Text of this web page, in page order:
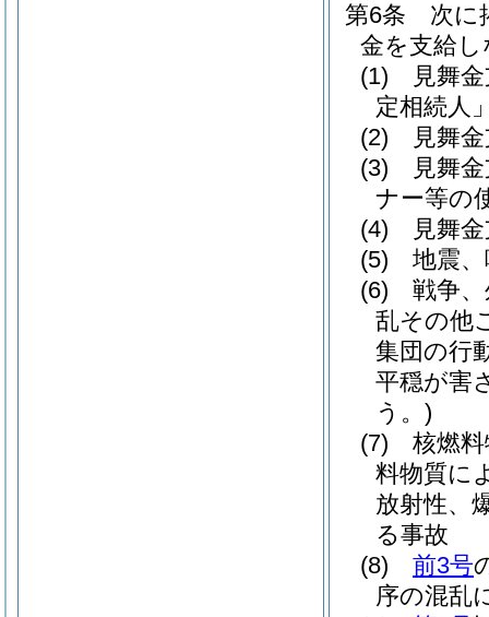
第6条
次に
金を支給
(1)
見舞
定相続人
(2)
見舞
(3)
見舞
ナー等の
(4)
見舞
(5)
地震
(6)
戦争
乱その他
集団の行
平穏が害
う。)
(7)
核燃
料物質に
放射性、
る事故
(8)
前3号
序の混乱